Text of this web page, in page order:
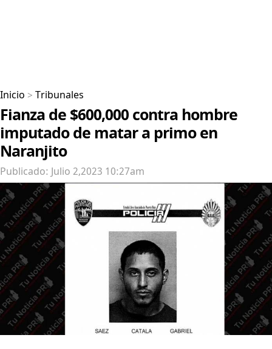
Inicio > Tribunales
Fianza de $600,000 contra hombre
imputado de matar a primo en
Naranjito
Publicado: Julio 2,2023 10:27am